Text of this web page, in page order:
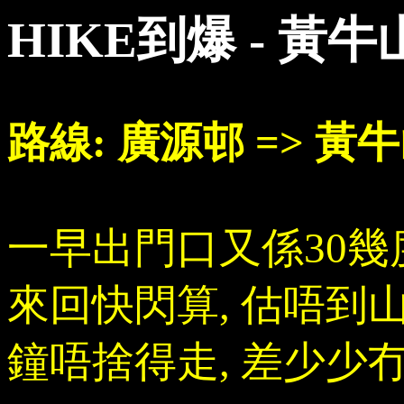
HIKE到爆 - 黃牛
路線: 廣源邨 => 黃
一早出門口又係30
來回快閃算, 估唔到
鐘唔捨得走, 差少少